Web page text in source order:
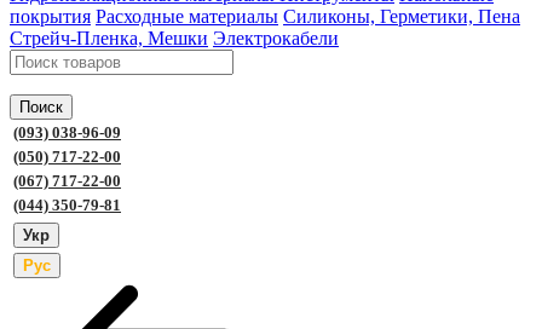
покрытия Расходные материалы Силиконы, Герметики, Пена
Стрейч-Пленка, Мешки Электрокабели
Поиск
(093) 038-96-09
(050) 717-22-00
(067) 717-22-00
(044) 350-79-81
Укр
Рус